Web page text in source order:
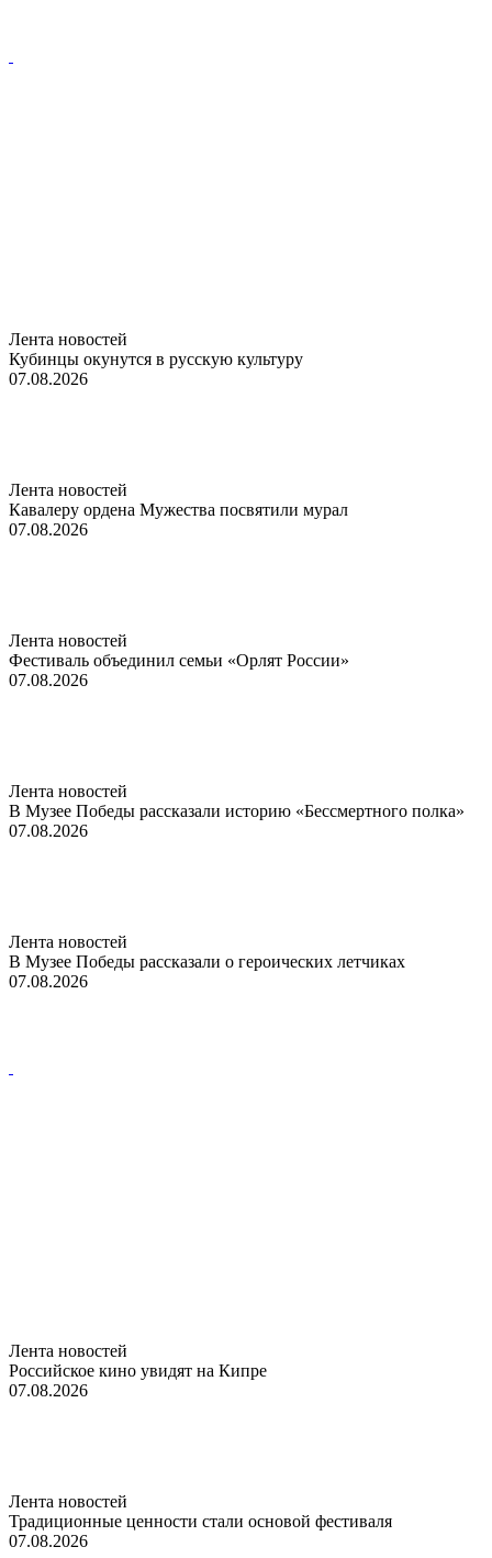
Лента новостей
Кубинцы окунутся в русскую культуру
07.08.2026
Лента новостей
Кавалеру ордена Мужества посвятили мурал
07.08.2026
Лента новостей
Фестиваль объединил семьи «Орлят России»
07.08.2026
Лента новостей
В Музее Победы рассказали историю «Бессмертного полка»
07.08.2026
Лента новостей
В Музее Победы рассказали о героических летчиках
07.08.2026
Лента новостей
Российское кино увидят на Кипре
07.08.2026
Лента новостей
Традиционные ценности стали основой фестиваля
07.08.2026